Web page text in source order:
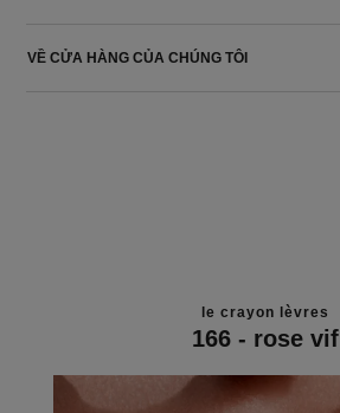
VỀ CỬA HÀNG CỦA CHÚNG TÔI
le crayon lèvres
166 - rose vif